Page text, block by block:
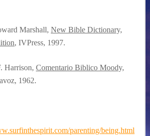
Marshall, New Bible Dictionary,
, IVPress, 1997.
Harrison, Comentario Biblico Moody,
1962.
parenting/being.html